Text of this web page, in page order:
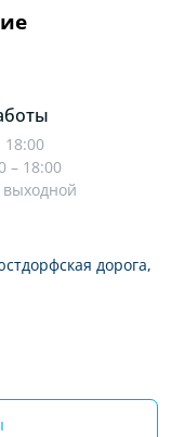
– 18:00
выходной
дорога,